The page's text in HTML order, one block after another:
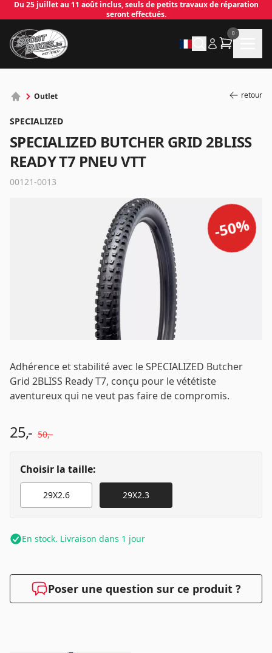
Du 25 juillet au 11 août inclus, seuls de petits travaux de réparation
seront effectués.
0
Outlet retour
SPECIALIZED
SPECIALIZED BUTCHER GRID 2BLISS
READY T7 PNEU VTT
00121-0013
-50%
Adhérence et stabilité avec le SPECIALIZED Butcher
Grid 2BLISS Ready T7, conçu pour le vététiste
aventureux qui ne veut pas faire de compromis.
25,- 50,-
Choisir la taille:
29X2.6 29X2.3
En stock. Livraison dans 1 jour
Poser une question sur ce produit ?
Connecter
*
Se connecter